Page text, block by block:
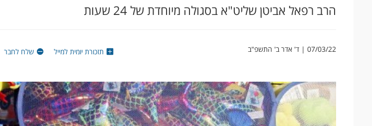
הרב רפאל אביטן שליט"א בסגולה מיוחדת של 24 שעות
07/03/22 | ד' אדר ב' התשפ"ב תזכורת יומית למייל שלח לחבר